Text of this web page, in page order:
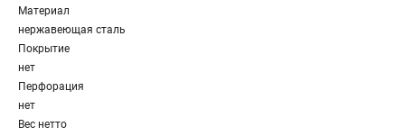
Материал
нержавеющая сталь
Покрытие
нет
Перфорация
нет
Вес нетто